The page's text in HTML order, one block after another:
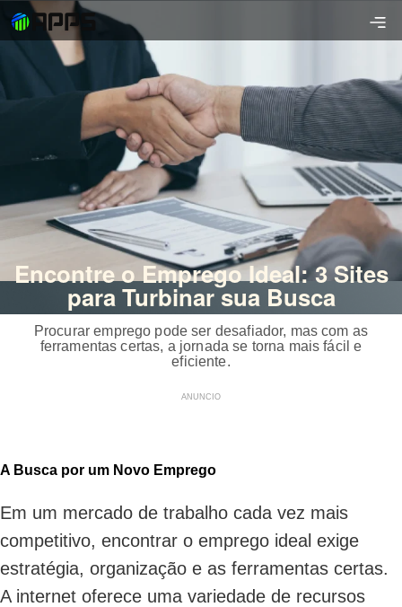
Encontre o Emprego Ideal: 3 Sites
para Turbinar sua Busca
Procurar emprego pode ser desafiador, mas com as
ferramentas certas, a jornada se torna mais fácil e
eficiente.
ANUNCIO
A Busca por um Novo Emprego
Em um mercado de trabalho cada vez mais
competitivo, encontrar o emprego ideal exige
estratégia, organização e as ferramentas certas.
A internet oferece uma variedade de recursos